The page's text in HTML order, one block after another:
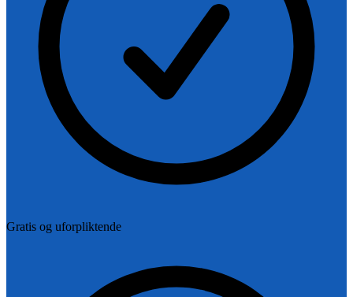
Gratis og uforpliktende